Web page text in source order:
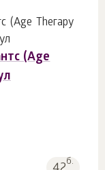
(Аge
б.